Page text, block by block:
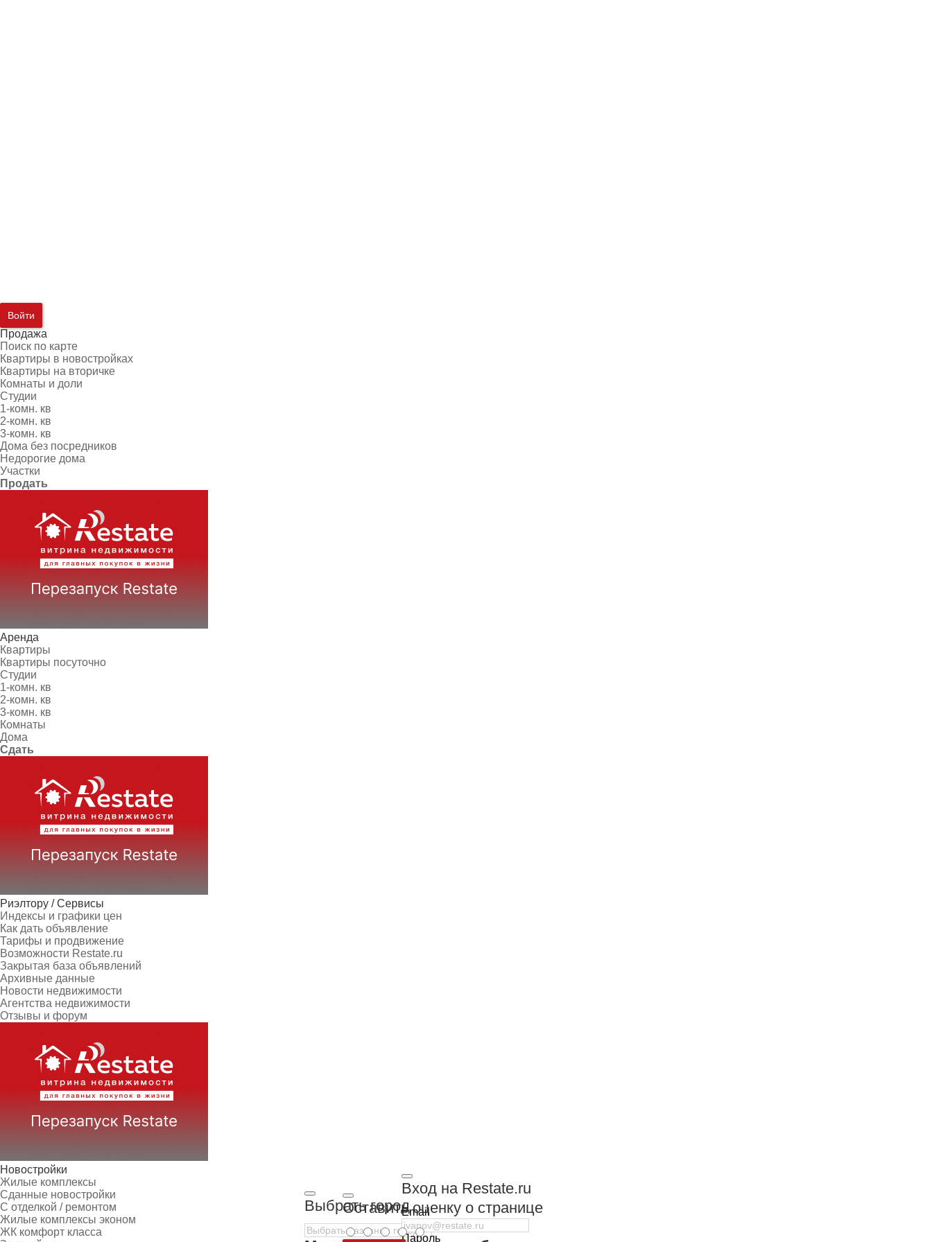
Войти
Продажа
Поиск по карте
Квартиры в новостройках
Квартиры на вторичке
Комнаты и доли
Студии
1-комн. кв
2-комн. кв
3-комн. кв
Дома без посредников
Недорогие дома
Участки
Продать
Аренда
Квартиры
Квартиры посуточно
Студии
1-комн. кв
2-комн. кв
3-комн. кв
Комнаты
Дома
Сдать
Риэлтору / Сервисы
Индексы и графики цен
Как дать объявление
Тарифы и продвижение
Возможности Restate.ru
Закрытая база объявлений
Архивные данные
Новости недвижимости
Агентства недвижимости
Отзывы и форум
Новостройки
Жилые комплексы
Сданные новостройки
С отделкой / ремонтом
Жилые комплексы эконом
ЖК комфорт класса
Выбрать город
Вход на Restate.ru
Email
Пароль
Оставить оценку о странице